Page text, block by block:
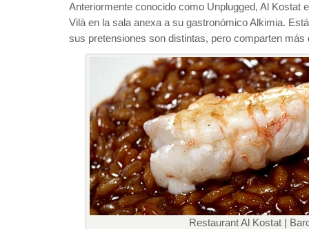
Anteriormente conocido como Unplugged, Al Kostat
Vilà en la sala anexa a su gastronómico Alkimia.
sus pretensiones son distintas, pero comparten más
Restaurant Al Kostat |